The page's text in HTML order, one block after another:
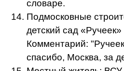
словаре.
Подмосковные
детский сад
Комментарий:
спасибо, Москва, за